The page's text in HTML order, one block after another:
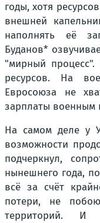
годы, хотя
внешней
наполнять её
Буданов*
"мирный
ресурсов. На
Евросоюза не
зарплаты военным
На самом деле у
возможности
подчеркнул,
нынешнего года,
всё за счёт
потери, не
территорий.